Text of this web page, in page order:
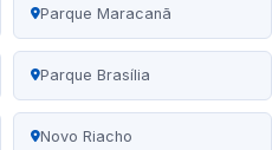
Parque Maracanã
Parque Brasília
Novo Riacho